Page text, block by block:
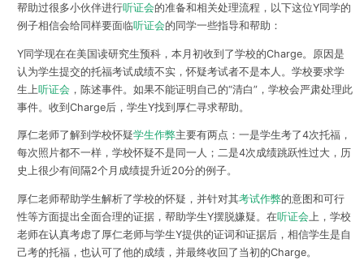
帮助过很多小伙伴进行听证会的准备和相关处理流程，以下这位Y同学的
例子相信会给同样要面临听证会的同学一些指导和帮助：
Y同学现在在美国读研究生预科，本月初收到了学校的Charge。原因是
认为学生提交的托福考试成绩不实，怀疑考试者不是本人。学校要求学
生上听证会 ，陈述事件。如果不能证明自己的“清白”，学校会严肃处理此
事件。收到Charge后，学生Y找到厚仁寻求帮助。
厚仁老师了解到学校怀疑学生作弊主要有两点：一是学生考了4次托福，
每次照片都不一样，学校怀疑不是同一人；二是4次成绩跳跃性过大，历
史上很少有间隔2个月成绩提升近20分的例子。
厚仁老师帮助学生解析了学校的怀疑，并针对其考试作弊的意图和可行
性等方面提出全面合理的证据，帮助学生Y摆脱嫌疑。在听证会上，学校
老师在认真考虑了厚仁老师与学生Y提供的证词和证据后，相信学生是自
己考的托福，也认可了他的成绩，并最终收回了当初的Charge。